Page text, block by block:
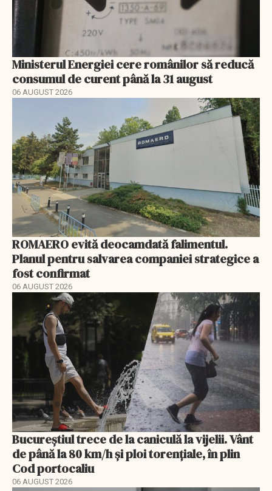
Ministerul Energiei cere românilor să reducă
consumul de curent până la 31 august
06 AUGUST 2026
ROMAERO evită deocamdată falimentul.
Planul pentru salvarea companiei strategice a
fost confirmat
06 AUGUST 2026
Bucureștiul trece de la caniculă la vijelii. Vânt
de până la 80 km/h și ploi torențiale, în plin
Cod portocaliu
06 AUGUST 2026